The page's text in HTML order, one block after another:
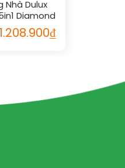
Nhà Dulux
Diamond
Cao Cấp 5L
1.208.900₫